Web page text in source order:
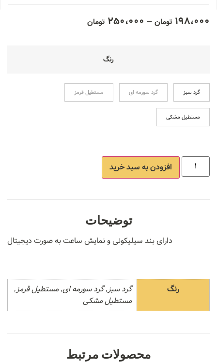
198،000 تومان – 250،000 تومان
رنگ
گرد سبز گرد سورمه ای مستطیل قرمز
مستطیل مشکی
افزودن به سبد خرید
توضیحات
دارای بند سیلیکونی و نمایش ساعت به صورت دیجیتال
رنگ
گرد سبز, گرد سورمه ای, مستطیل قرمز,
مستطیل مشکی
محصولات مرتبط